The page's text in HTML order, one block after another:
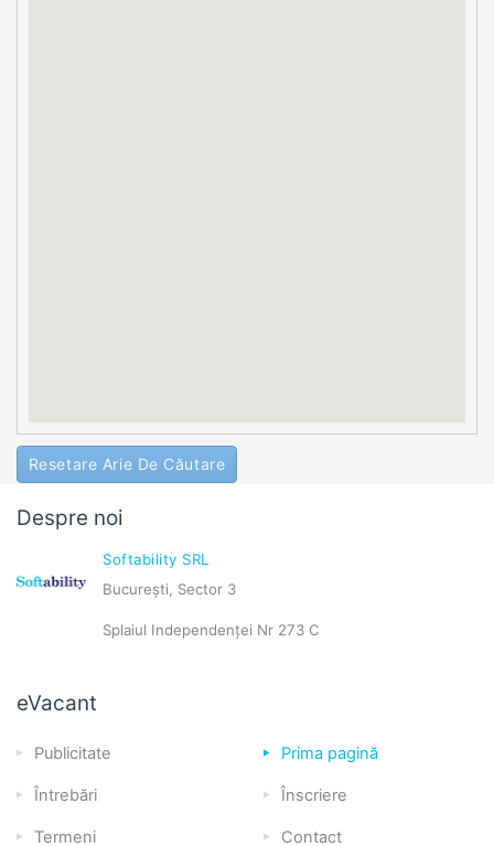
Resetare Arie De Căutare
Despre noi
Softability SRL
București, Sector 3
Splaiul Independenței Nr 273 C
eVacant
Publicitate Prima pagină
Întrebări Înscriere
Termeni Contact